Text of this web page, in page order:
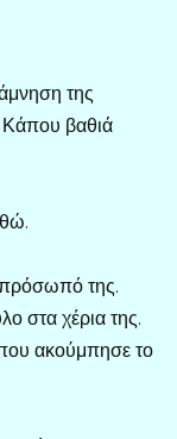
της
Κάπου βαθιά
της.
στα χέρια της.
ακούμπησε το